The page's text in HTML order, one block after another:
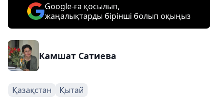
Google-ға қосылып,
жаңалықтарды бірінші болып оқыңыз
Камшат Сатиева
Қазақстан Қытай